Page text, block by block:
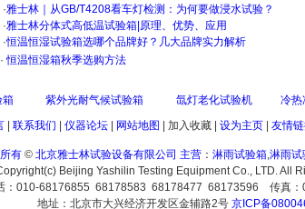
·雅士林｜从GB/T4208看车灯检测：为何要做浸水试验？
·雅士林分体式高低温试验箱|原理、优势、应用
·恒温恒湿试验箱选哪个品牌好？几大品牌实力解析
· 恒温恒湿箱秋季选购方法
箱 紫外光耐气候试验箱 氙灯老化试验机 冷热
| 联系我们 仪器论坛| 网站地图 加入收藏| 设为主页| 友情
有 © 北京雅士林试验设备有限公司 主营 ： 淋雨试验箱,淋雨试
Beijing Yashilin Testing Equipment Co., LTD. All
：010-68176855 68178583 68178477 68173596 传真
地址：北京市大兴经济开发区金辅路2号 京ICP备